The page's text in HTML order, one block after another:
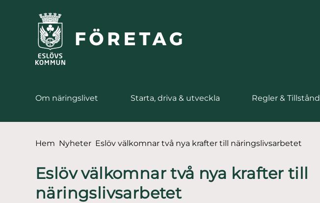
till innehåll
huvudmeny
Om näringslivet Starta, driva & utveckla Regler & Tillstånd
Du är här:
Hem Nyheter Eslöv välkomnar två nya krafter till näringslivsarbetet
Eslöv välkomnar två nya krafter till
näringslivsarbetet